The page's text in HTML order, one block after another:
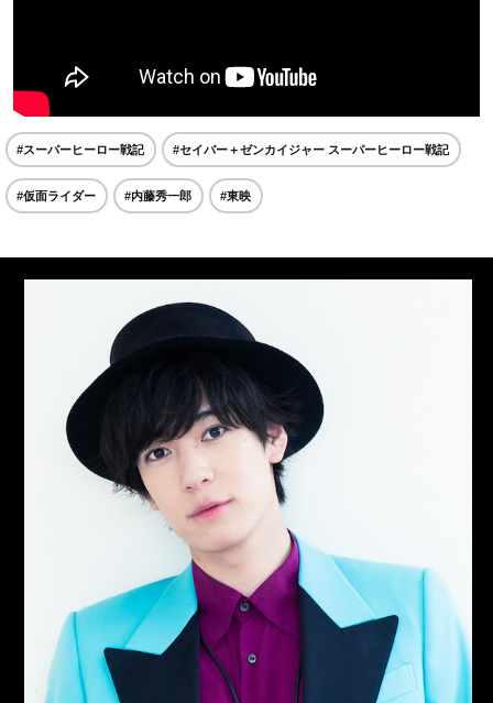
#スーパーヒーロー戦記 #セイバー＋ゼンカイジャー スーパーヒーロー戦記
#仮面ライダー #内藤秀一郎 #東映